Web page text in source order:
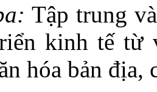
Tập trung
kinh tế từ
hóa bản địa,